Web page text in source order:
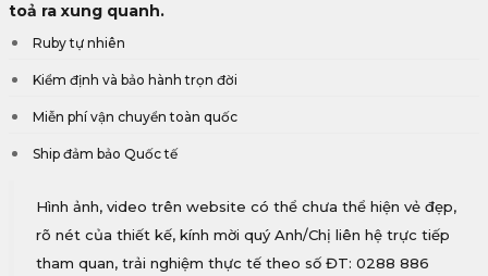
toả ra xung quanh.
Ruby tự nhiên
Kiểm định và bảo hành trọn đời
Miễn phí vận chuyển toàn quốc
Ship đảm bảo Quốc tế
Hình ảnh, video trên website có thể chưa thể hiện vẻ đẹp,
rõ nét của thiết kế, kính mời quý Anh/Chị liên hệ trực tiếp
tham quan, trải nghiệm thực tế theo số ĐT: 0288 886